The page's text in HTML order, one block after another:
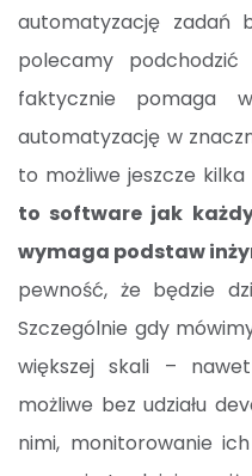
automatyzację zadań
polecamy
faktycznie pomaga
automatyzację w
to możliwe jeszcze
to software jak
wymaga podstaw
pewność, że będzie
Szczególnie gdy
większej skali –
możliwe bez udziału
nimi, monitorowanie